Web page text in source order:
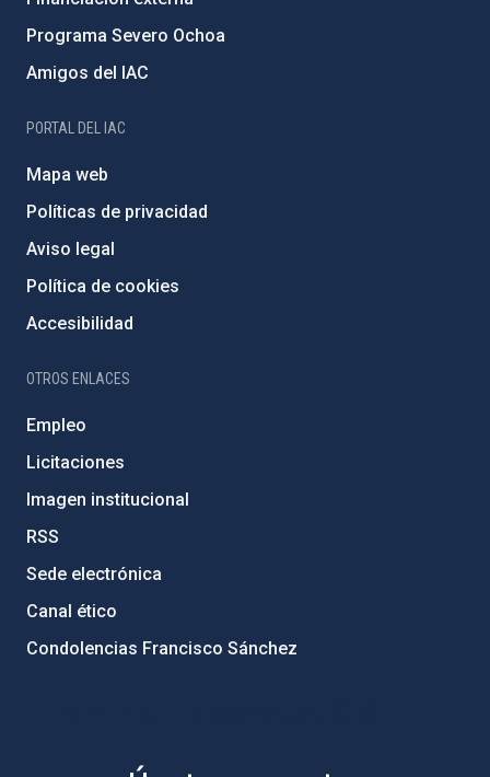
Programa Severo Ochoa
Amigos del IAC
PORTAL DEL IAC
Mapa web
Políticas de privacidad
Aviso legal
Política de cookies
Accesibilidad
OTROS ENLACES
Empleo
Licitaciones
Imagen institucional
RSS
Sede electrónica
Canal ético
Condolencias Francisco Sánchez